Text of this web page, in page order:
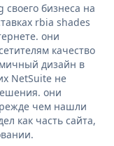
бизнеса на
rbia shades
они
качество
дизайн в
NetSuite не
они
чем нашли
как часть сайта,